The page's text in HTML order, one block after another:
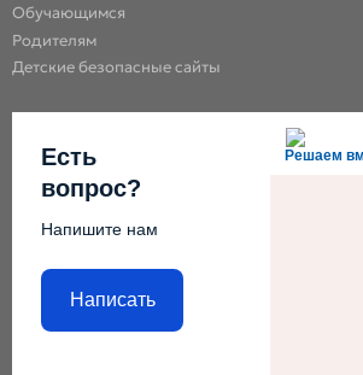
Обучающимся
Родителям
Детские безопасные сайты
Решаем
Есть
вопрос?
Напишите нам
Написать